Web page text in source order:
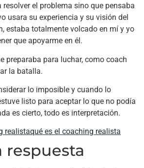
el problema sino que pensaba
usara su experiencia y su visión del
estaba totalmente volcado en mí y yo
que apoyarme en él.
preparaba para luchar, como coach
la batalla.
lo imposible y cuando lo
listo para aceptar lo que no podía
es cierto, todo es interpretación.
realistaqué es el coaching realista
respuesta